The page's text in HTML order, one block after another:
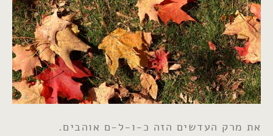
את מרק העדשים הזה כ-ו-ל-ם אוהבים.